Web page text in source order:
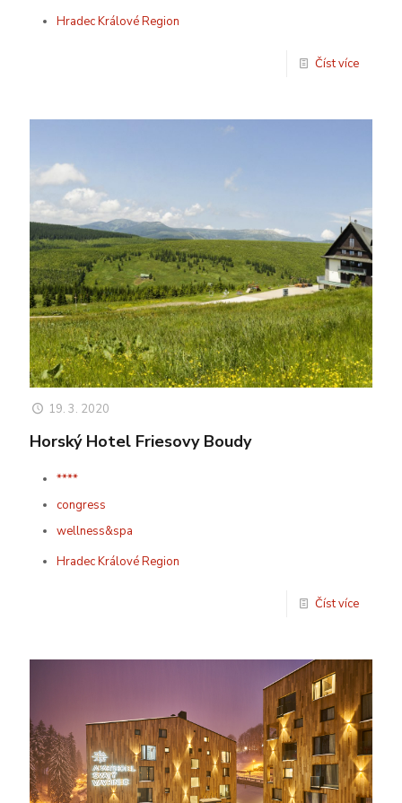
Hradec Králové Region
Číst více
19. 3. 2020
Horský Hotel Friesovy Boudy
****
congress
wellness&spa
Hradec Králové Region
Číst více